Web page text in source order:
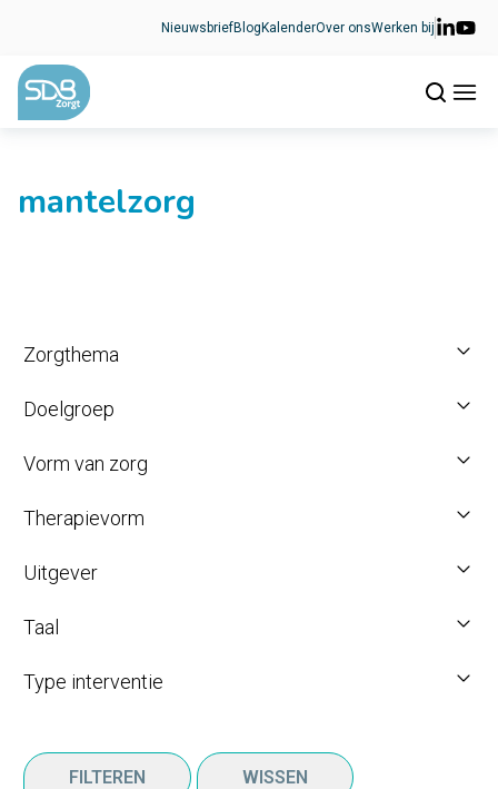
NieuwsbriefBlog KalenderOver onsWerken bij
mantelzorg
Zorgthema
Doelgroep
Vorm van zorg
Therapievorm
Uitgever
Taal
Type interventie
FILTEREN WISSEN